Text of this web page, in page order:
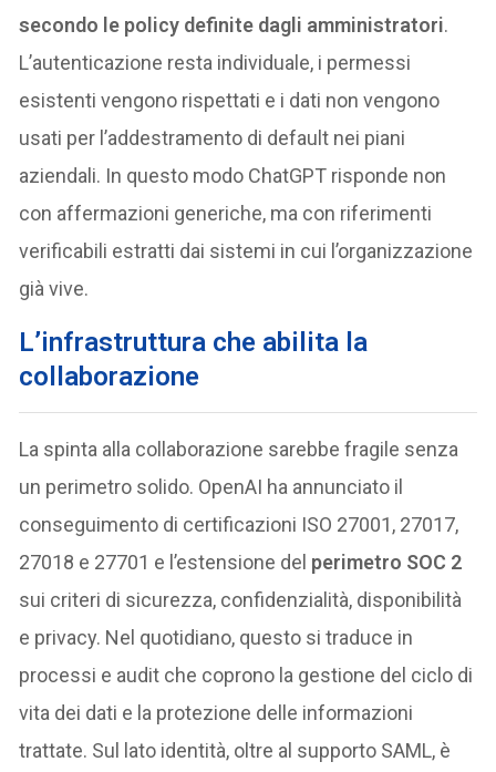
secondo le policy definite dagli amministratori.
L’autenticazione resta individuale, i permessi
esistenti vengono rispettati e i dati non vengono
usati per l’addestramento di default nei piani
aziendali. In questo modo ChatGPT risponde non
con affermazioni generiche, ma con riferimenti
verificabili estratti dai sistemi in cui l’organizzazione
già vive.
L’infrastruttura che abilita la
collaborazione
La spinta alla collaborazione sarebbe fragile senza
un perimetro solido. OpenAI ha annunciato il
conseguimento di certificazioni ISO 27001, 27017,
27018 e 27701 e l’estensione del perimetro SOC 2
sui criteri di sicurezza, confidenzialità, disponibilità
e privacy. Nel quotidiano, questo si traduce in
processi e audit che coprono la gestione del ciclo di
vita dei dati e la protezione delle informazioni
trattate. Sul lato identità, oltre al supporto SAML, è